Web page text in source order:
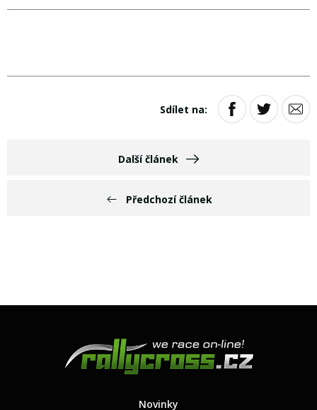
Předchozí článek
Sdílet na:
Další článek
Novinky